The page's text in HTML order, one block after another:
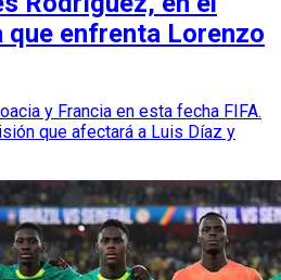
que enfrenta Lorenzo
y Francia en esta fecha FIFA.
que afectará a Luis Díaz y